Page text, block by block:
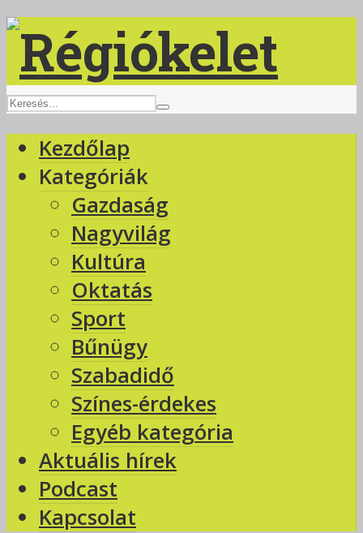
Kezdőlap
Kategóriák
Gazdaság
Nagyvilág
Kultúra
Oktatás
Sport
Bűnügy
Szabadidő
Színes-érdekes
Egyéb kategória
Aktuális hírek
Podcast
Kapcsolat